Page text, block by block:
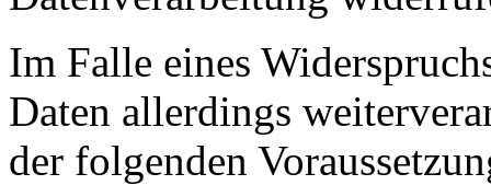
Im Falle eines
Daten allerdings
der folgenden